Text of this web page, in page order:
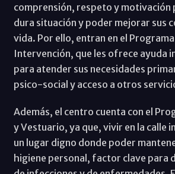
comprensión, respeto y motivación
dura situación y poder mejorar sus
vida. Por ello, entran en el Programa
Intervención, que les ofrece ayuda
para atender sus necesidades
psico-social y acceso a otros
Además, el centro cuenta con el
y Vestuario, ya que, vivir en la calle
un lugar digno donde poder
higiene personal, factor clave para